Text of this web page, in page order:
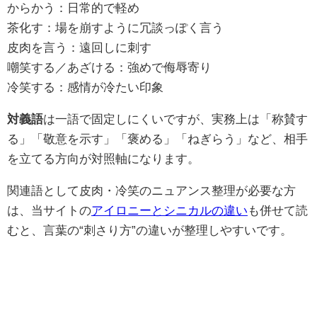
からかう：日常的で軽め
茶化す：場を崩すように冗談っぽく言う
皮肉を言う：遠回しに刺す
嘲笑する／あざける：強めで侮辱寄り
冷笑する：感情が冷たい印象
対義語は一語で固定しにくいですが、実務上は「称賛す
る」「敬意を示す」「褒める」「ねぎらう」など、相手
を立てる方向が対照軸になります。
関連語として皮肉・冷笑のニュアンス整理が必要な方
は、当サイトのアイロニーとシニカルの違い も併せて読
むと、言葉の“刺さり方”の違いが整理しやすいです。